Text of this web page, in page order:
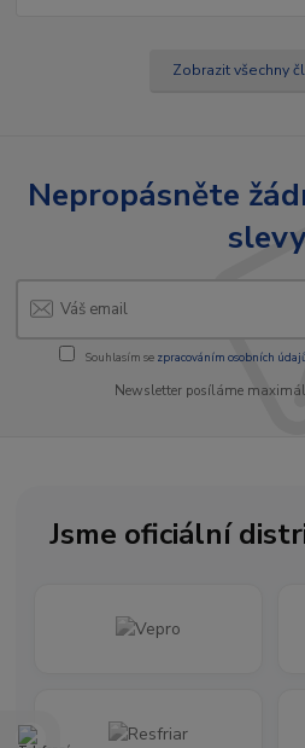
Zobrazit všechny
Nepropásněte
Souhlasím se zpracováním osobních
Newsletter posíláme
Jsme oficiální